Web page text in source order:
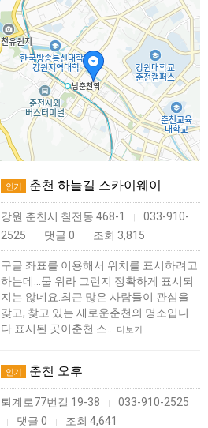
인기 춘천 하늘길 스카이웨이
강원 춘천시 칠전동 468-1 |
033-910-
2525
| 댓글 0 | 조회 3,815
구글 좌표를 이용해서 위치를 표시하려고
하는데...물 위라 그런지 정확하게 표시되
지는 않네요.최근 많은 사람들이 관심을
갖고, 찾고 있는 새로운춘천의 명소입니
다.표시된 곳이춘천 스…
더보기
인기 춘천 오후
퇴계로77번길 19-38 | 033-910-2525
| 댓글 0 | 조회 4,641